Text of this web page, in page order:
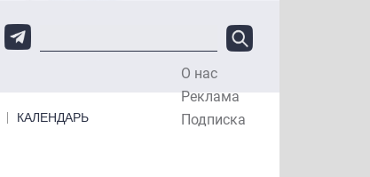
О нас
Реклама
Подписка
КАЛЕНДАРЬ